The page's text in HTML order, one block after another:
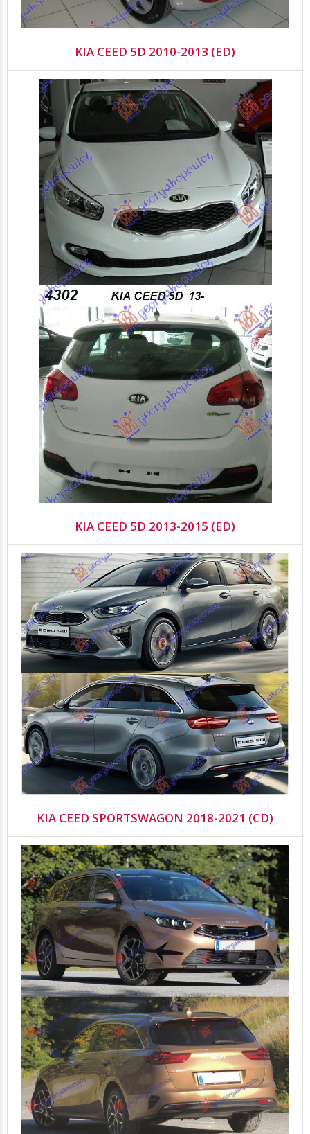
KIA CEED 5D 2010-2013 (ED)
KIA CEED 5D 2013-2015 (ED)
KIA CEED SPORTSWAGON 2018-2021 (CD)